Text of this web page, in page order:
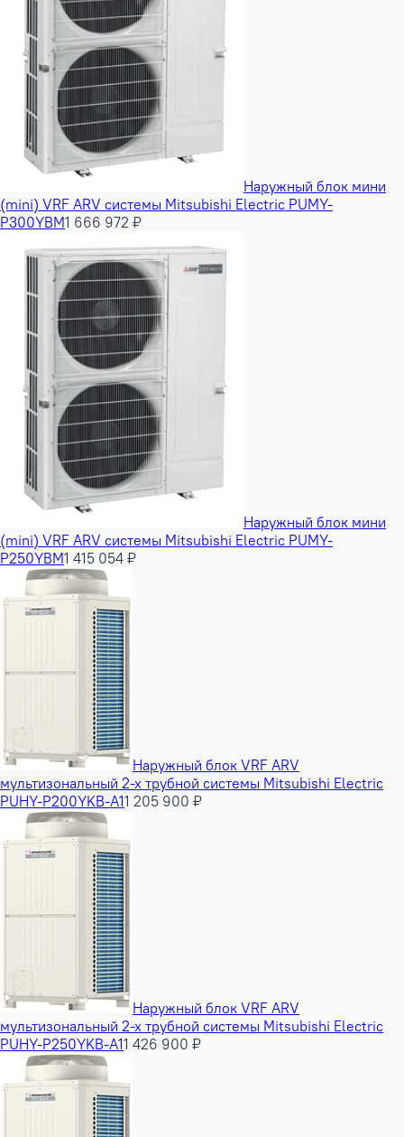
Наружный блок мини
(mini) VRF ARV системы Mitsubishi Electric PUMY-
P300YBM1 666 972 ₽
Наружный блок мини
(mini) VRF ARV системы Mitsubishi Electric PUMY-
P250YBM1 415 054 ₽
Наружный блок VRF ARV
мультизональный 2-х трубной системы Mitsubishi Electric
PUHY-P200YKB-A11 205 900 ₽
Наружный блок VRF ARV
мультизональный 2-х трубной системы Mitsubishi Electric
PUHY-P250YKB-A11 426 900 ₽